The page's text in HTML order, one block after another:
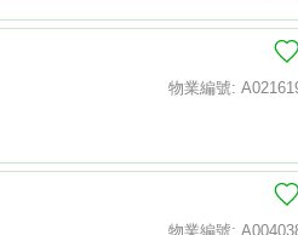
物業編號:
物業編號: